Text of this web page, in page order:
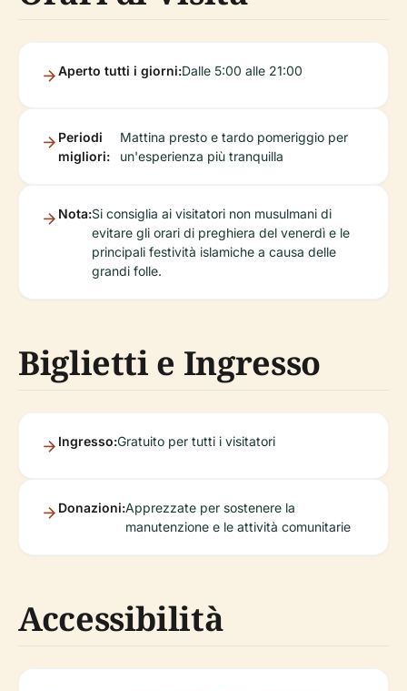
Aperto tutti i giorni:Dalle 5:00 alle 21:00
Periodi
migliori:
Mattina presto e tardo pomeriggio per
un'esperienza più tranquilla
Nota:Si consiglia ai visitatori non musulmani di
evitare gli orari di preghiera del venerdì e le
principali festività islamiche a causa delle
grandi folle.
Biglietti e Ingresso
Ingresso:Gratuito per tutti i visitatori
Donazioni:Apprezzate per sostenere la
manutenzione e le attività comunitarie
Accessibilità